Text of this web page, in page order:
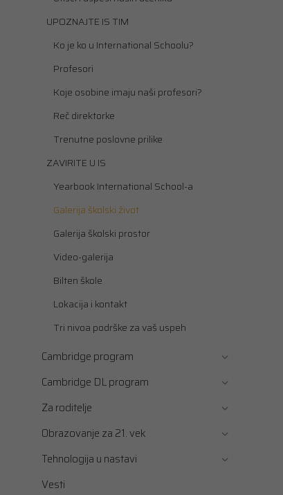
UPOZNAJTE IS TIM
Ko je ko u International Schoolu?
Profesori
Koje osobine imaju naši profesori?
Reč direktorke
Trenutne poslovne prilike
ZAVIRITE U IS
Yearbook International School-a
Galerija školski život
Galerija školski prostor
Video-galerija
Bilten škole
Lokacija i kontakt
Tri nivoa podrške za vaš uspeh
Cambridge program
Cambridge DL program
Za roditelje
Obrazovanje za 21. vek
Tehnologija u nastavi
Vesti